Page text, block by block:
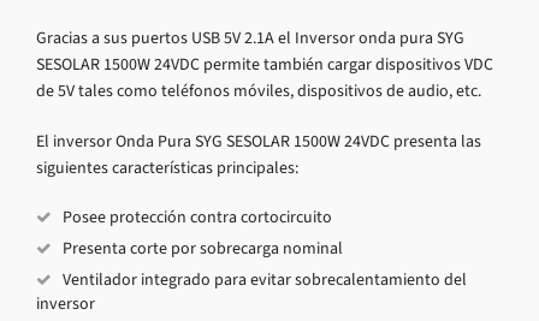
Gracias a sus puertos USB 5V 2.1A el Inversor onda pura SYG
SESOLAR 1500W 24VDC permite también cargar dispositivos VDC
de 5V tales como teléfonos móviles, dispositivos de audio, etc.
El inversor Onda Pura SYG SESOLAR 1500W 24VDC presenta las
siguientes características principales:
Posee protección contra cortocircuito
Presenta corte por sobrecarga nominal
Ventilador integrado para evitar sobrecalentamiento del
inversor